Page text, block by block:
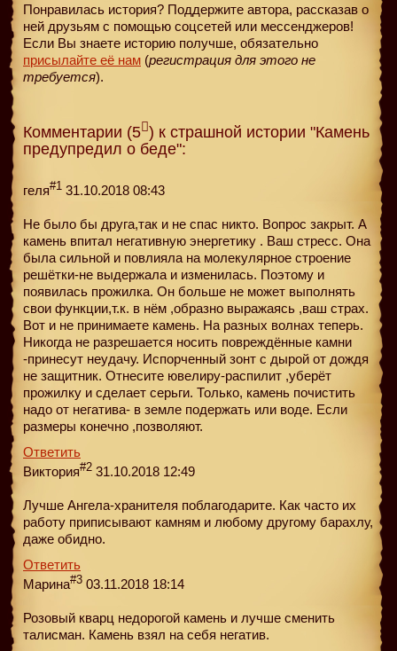
Понравилась история? Поддержите автора, рассказав о
ней друзьям с помощью соцсетей или мессенджеров!
Если Вы знаете историю получше, обязательно
присылайте её нам (регистрация для этого не
требуется).
Комментарии (5 ) к страшной истории "Камень
предупредил о беде":
геля#1 31.10.2018 08:43
Не было бы друга,так и не спас никто. Вопрос закрыт. А
камень впитал негативную энергетику . Ваш стресс. Она
была сильной и повлияла на молекулярное строение
решётки-не выдержала и изменилась. Поэтому и
появилась прожилка. Он больше не может выполнять
свои функции,т.к. в нём ,образно выражаясь ,ваш страх.
Вот и не принимаете камень. На разных волнах теперь.
Никогда не разрешается носить повреждённые камни
-принесут неудачу. Испорченный зонт с дырой от дождя
не защитник. Отнесите ювелиру-распилит ,уберёт
прожилку и сделает серьги. Только, камень почистить
надо от негатива- в земле подержать или воде. Если
размеры конечно ,позволяют.
Ответить
Виктория#2 31.10.2018 12:49
Лучше Ангела-хранителя поблагодарите. Как часто их
работу приписывают камням и любому другому барахлу,
даже обидно.
Ответить
Марина#3 03.11.2018 18:14
Розовый кварц недорогой камень и лучше сменить
талисман. Камень взял на себя негатив.